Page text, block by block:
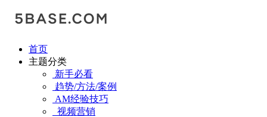
首页
主题分类
新手必看
趋势/方法/案例
AM经验技巧
视频营销